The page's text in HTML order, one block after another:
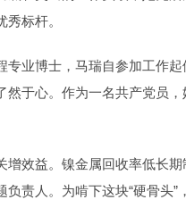
标杆。
专业博士，马瑞自参加工作
然于心。作为一名共产党员
增效益。镍金属回收率低长
责人。为啃下这块“硬骨头